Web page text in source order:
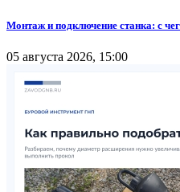
Монтаж и подключение станка: с
05 августа 2026, 15:00